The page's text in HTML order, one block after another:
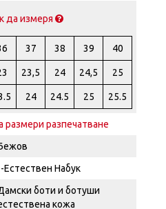
да измеря
37 38 39 40
23,5 24 24,5 25
24 24.5 25 25.5
разпечатване
Естествен Набук
боти и ботуши
кожа